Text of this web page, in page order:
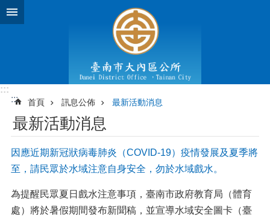
跳到主要內容區塊
:::
:::
首頁 訊息公佈 最新活動消息
最新活動消息
因應近期新冠狀病毒肺炎（COVID-19）疫情發展及夏季將
至，請民眾於水域注意自身安全，勿於水域戲水。
為提醒民眾夏日戲水注意事項，臺南市政府教育局（體育
處）將於暑假期間發布新聞稿，並宣導水域安全圖卡（臺